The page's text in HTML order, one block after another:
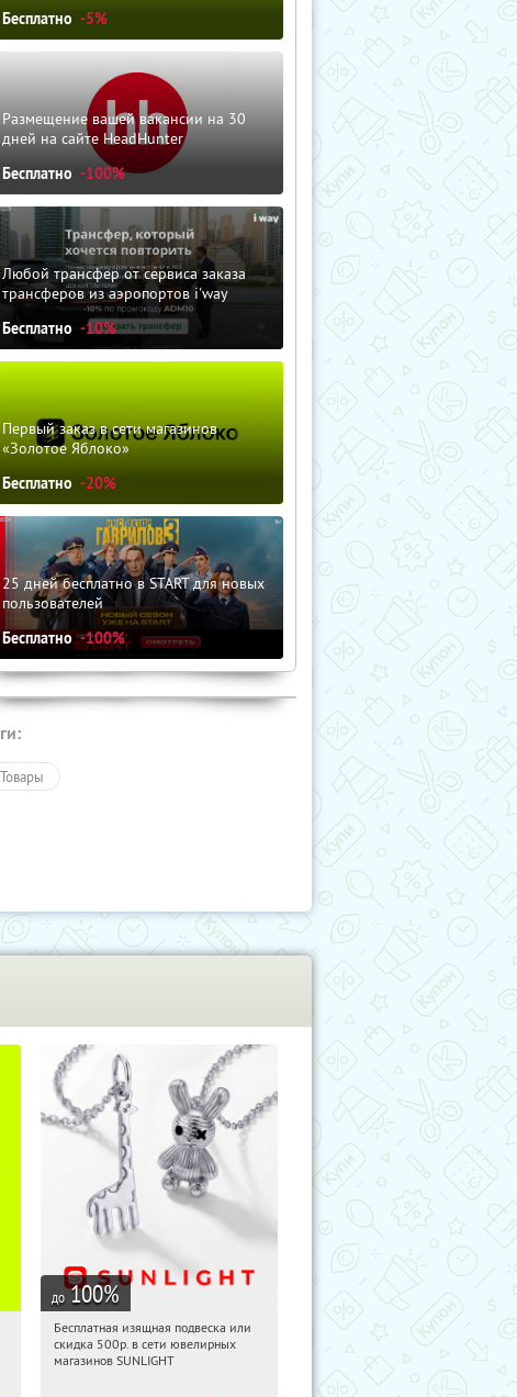
Бесплатно -5%
Размещение вашей вакансии на 30
дней на сайте HeadHunter
Бесплатно -100%
Любой трансфер от сервиса заказа
трансферов из аэропортов i'way
Бесплатно -10%
Первый заказ в сети магазинов
«Золотое Яблоко»
Бесплатно -20%
25 дней бесплатно в START для новых
пользователей
Бесплатно -100%
Товары
до 100%
02:57:14 Получили:
Россия
Бесплатная изящная подвеска или
скидка 500р. в сети ювелирных
магазинов SUNLIGHT